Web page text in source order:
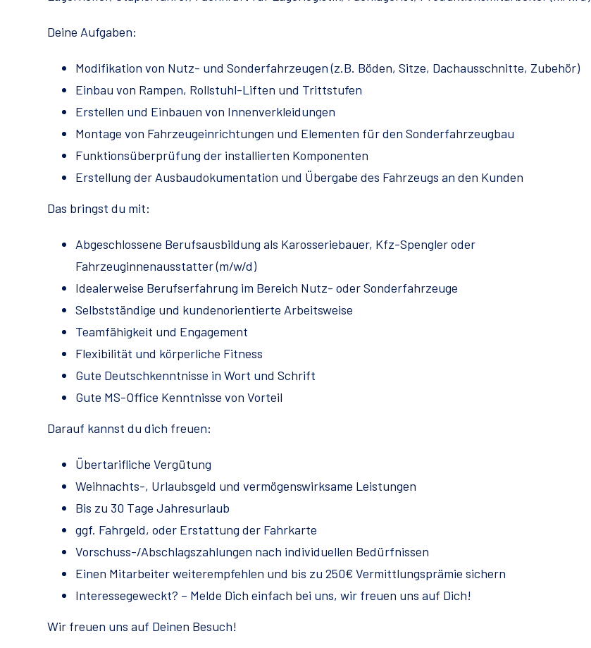
Deine Aufgaben:
Modifikation von Nutz- und Sonderfahrzeugen (z.B. Böden, Sitze, Dachausschnitte, Zubehör)
Einbau von Rampen, Rollstuhl-Liften und Trittstufen
Erstellen und Einbauen von Innenverkleidungen
Montage von Fahrzeugeinrichtungen und Elementen für den Sonderfahrzeugbau
Funktionsüberprüfung der installierten Komponenten
Erstellung der Ausbaudokumentation und Übergabe des Fahrzeugs an den Kunden
Das bringst du mit:
Abgeschlossene Berufsausbildung als Karosseriebauer, Kfz-Spengler oder
Fahrzeuginnenausstatter (m/w/d)
Idealerweise Berufserfahrung im Bereich Nutz- oder Sonderfahrzeuge
Selbstständige und kundenorientierte Arbeitsweise
Teamfähigkeit und Engagement
Flexibilität und körperliche Fitness
Gute Deutschkenntnisse in Wort und Schrift
Gute MS-Office Kenntnisse von Vorteil
Darauf kannst du dich freuen:
Übertarifliche Vergütung
Weihnachts-, Urlaubsgeld und vermögenswirksame Leistungen
Bis zu 30 Tage Jahresurlaub
ggf. Fahrgeld, oder Erstattung der Fahrkarte
Vorschuss-/Abschlagszahlungen nach individuellen Bedürfnissen
Einen Mitarbeiter weiterempfehlen und bis zu 250€ Vermittlungsprämie sichern
Interessegeweckt? – Melde Dich einfach bei uns, wir freuen uns auf Dich!
Wir freuen uns auf Deinen Besuch!